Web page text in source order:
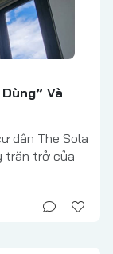
Và
dân The Sola
trăn trở của